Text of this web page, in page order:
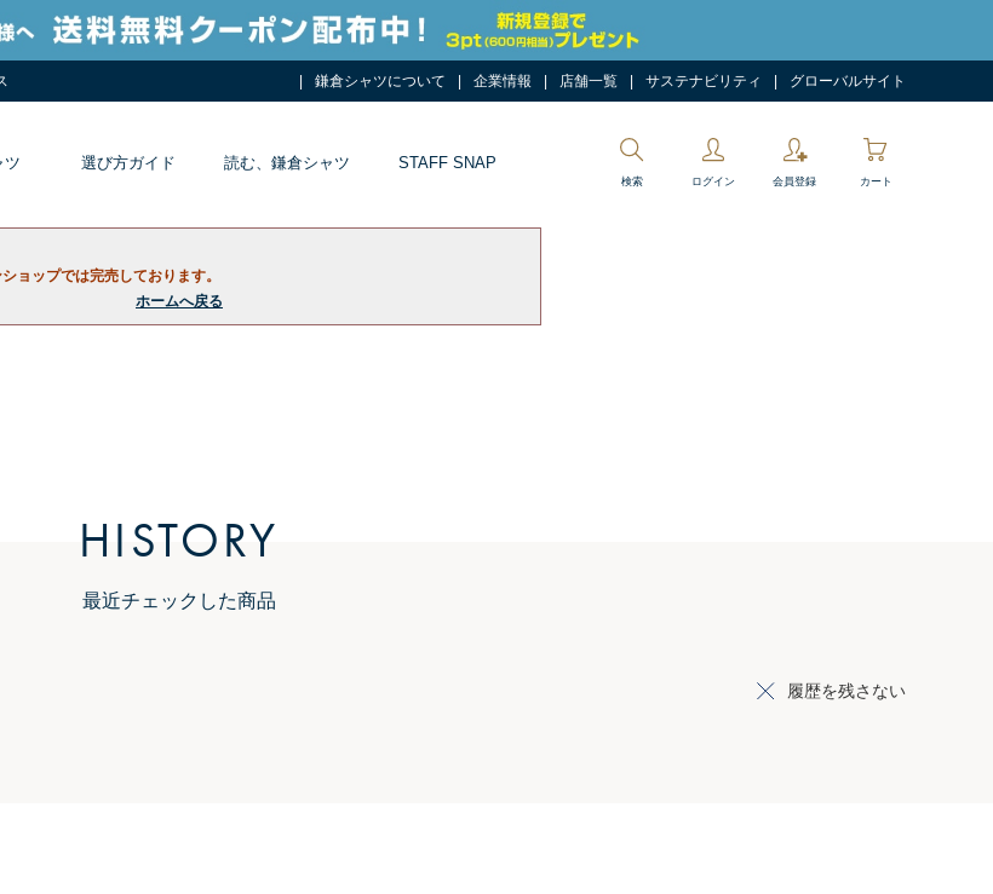
鎌倉シャツについて 企業情報 店舗一覧 サステナビリティ グローバルサイト
ツ 選び方ガイド 読む、鎌倉シャツ STAFF SNAP
検索 ログイン 会員登録 カート
ョップでは完売しております。
ホームへ戻る
HISTORY
最近チェックした商品
履歴を残さない